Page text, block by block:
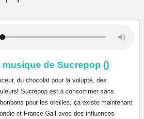
de Sucrepop ()
du chocolat pour la volupté, des
Sucrepop est à consommer sans
pour les oreilles, ça existe maintenant
et France Gall avec des influences